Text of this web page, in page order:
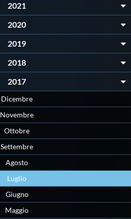
2021
2020
2019
2018
2017
Dicembre
Novembre
Ottobre
Settembre
Agosto
Luglio
Giugno
Maggio